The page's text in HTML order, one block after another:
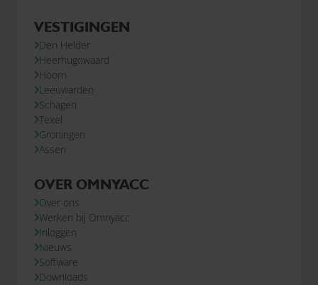
VESTIGINGEN
Den Helder
Heerhugowaard
Hoorn
Leeuwarden
Schagen
Texel
Groningen
Assen
OVER OMNYACC
Over ons
Werken bij Omnyacc
Inloggen
Nieuws
Software
Downloads